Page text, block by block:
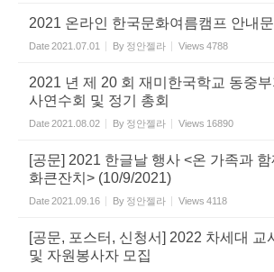
2021 온라인 한국문화여름캠프 안내문
Date2021.07.01 By 정안젤라 Views 4788
2021 년 제 20 회 재미한국학교 동중
사연수회 및 정기 총회
Date2021.08.02 By 정안젤라 Views 16890
[공문] 2021 한글날 행사 <온 가족과
화큰잔치> (10/9/2021)
Date2021.09.16 By 정안젤라 Views 4118
[공문, 포스터, 신청서] 2022 차세대 교
및 자원봉사자 모집